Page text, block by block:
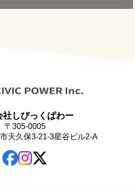
社しびっくぱわー
〒305-0005
天久保3-21-3星谷ビル2-A